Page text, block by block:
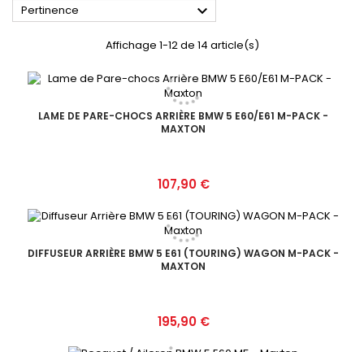
Pertinence 
Affichage 1-12 de 14 article(s)
LAME DE PARE-CHOCS ARRIÈRE BMW 5 E60/E61 M-PACK -
MAXTON
Prix
107,90 €
DIFFUSEUR ARRIÈRE BMW 5 E61 (TOURING) WAGON M-PACK -
MAXTON
Prix
195,90 €